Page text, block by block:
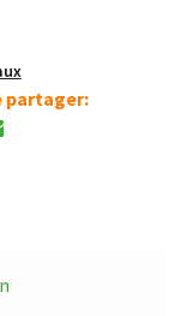
partager: